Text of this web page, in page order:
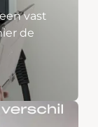
vast
de